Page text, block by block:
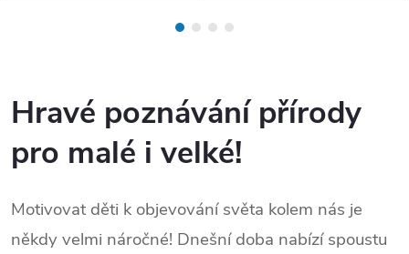
Hravé poznávání přírody
pro malé i velké!
Motivovat děti k objevování světa kolem nás je
někdy velmi náročné! Dnešní doba nabízí spoustu